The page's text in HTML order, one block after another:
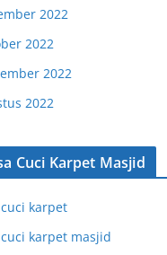
2022
2022
2022
2022
Cuci Karpet Masjid
karpet
karpet masjid